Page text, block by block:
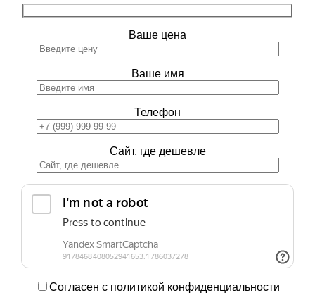
Ваше цена
Ваше имя
Телефон
Сайт, где дешевле
Согласен с политикой конфиденциальности